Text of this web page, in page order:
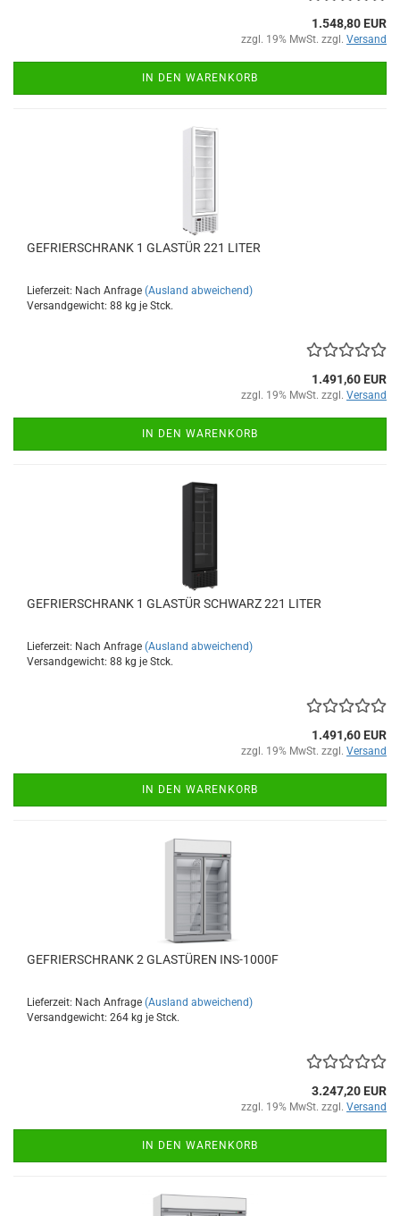
1.548,80 EUR
zzgl. 19% MwSt. zzgl. Versand
IN DEN WARENKORB
GEFRIERSCHRANK 1 GLASTÜR 221 LITER
Lieferzeit: Nach Anfrage (Ausland abweichend)
Versandgewicht: 88 kg je Stck.
1.491,60 EUR
zzgl. 19% MwSt. zzgl. Versand
IN DEN WARENKORB
GEFRIERSCHRANK 1 GLASTÜR SCHWARZ 221 LITER
Lieferzeit: Nach Anfrage (Ausland abweichend)
Versandgewicht: 88 kg je Stck.
1.491,60 EUR
zzgl. 19% MwSt. zzgl. Versand
IN DEN WARENKORB
GEFRIERSCHRANK 2 GLASTÜREN INS-1000F
Lieferzeit: Nach Anfrage (Ausland abweichend)
Versandgewicht: 264 kg je Stck.
3.247,20 EUR
zzgl. 19% MwSt. zzgl. Versand
IN DEN WARENKORB